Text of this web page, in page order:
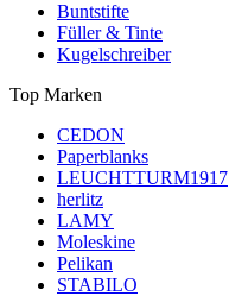
Buntstifte
Füller & Tinte
Kugelschreiber
Top Marken
CEDON
Paperblanks
LEUCHTTURM1917
herlitz
LAMY
Moleskine
Pelikan
STABILO